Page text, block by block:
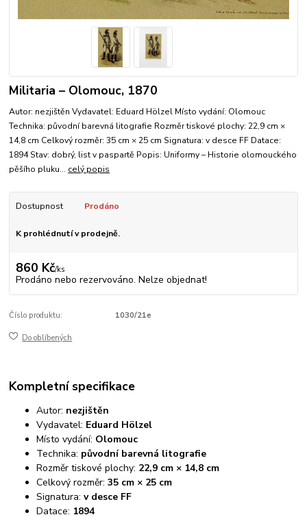
Militaria – Olomouc, 1870
Autor: nezjištěn Vydavatel: Eduard Hölzel Místo vydání: Olomouc
Technika: původní barevná litografie Rozměr tiskové plochy: 22,9 cm ×
14,8 cm Celkový rozměr: 35 cm × 25 cm Signatura: v desce FF Datace:
1894 Stav: dobrý, list v paspartě Popis: Uniformy – Historie olomouckého
pěšího pluku... celý popis
Dostupnost Prodáno
K prohlédnutí v prodejně.
860 Kč/ks
Prodáno nebo rezervováno. Nelze objednat!
Číslo produktu: 1030/21e
Do oblíbených
Kompletní specifikace
Autor: nezjištěn
Vydavatel: Eduard Hölzel
Místo vydání: Olomouc
Technika: původní barevná litografie
Rozměr tiskové plochy: 22,9 cm × 14,8 cm
Celkový rozměr:35 cm × 25 cm
Signatura:v desce FF
Datace: 1894